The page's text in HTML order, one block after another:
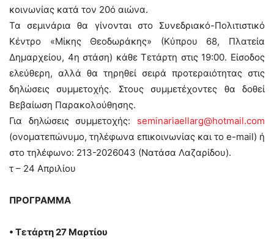
κοινωνίας κατά τον 20ό αιώνα.
Τα σεμινάρια θα γίνονται στο Συνεδριακό-Πολιτιστικό
Κέντρο «Μίκης Θεοδωράκης» (Κύπρου 68, Πλατεία
Δημαρχείου, 4η στάση) κάθε Τετάρτη στις 19:00. Είσοδος
ελεύθερη, αλλά θα τηρηθεί σειρά προτεραιότητας στις
δηλώσεις συμμετοχής. Στους συμμετέχοντες θα δοθεί
Βεβαίωση Παρακολούθησης.
Για δηλώσεις συμμετοχής: seminariaellarg@hotmail.com
(ονοματεπώνυμο, τηλέφωνα επικοινωνίας και το e-mail) ή
στο τηλέφωνο: 213-2026043 (Νατάσα Λαζαρίδου).
τ – 24 Απριλίου
ΠΡΟΓΡΑΜΜΑ
• Τετάρτη 27 Μαρτίου